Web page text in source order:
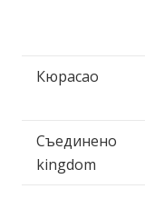
Кюрасао
Съединено
kingdom